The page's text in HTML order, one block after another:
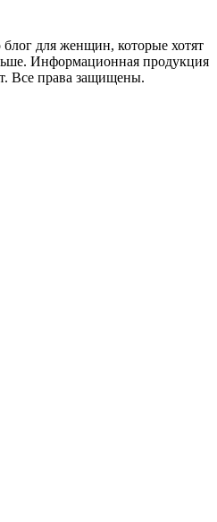
для женщин, которые хотят
Информационная продукция
Все права защищены.